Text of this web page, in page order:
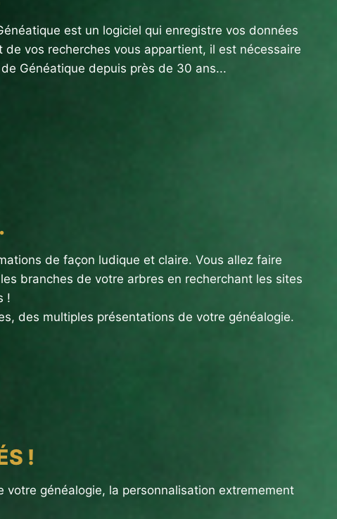
est un logiciel qui enregistre vos données
vos recherches vous appartient, il est nécessaire
Généatique depuis près de 30 ans...
de façon ludique et claire. Vous allez faire
branches de votre arbres en recherchant les sites
!
des multiples présentations de votre généalogie.
!
généalogie, la personnalisation extremement